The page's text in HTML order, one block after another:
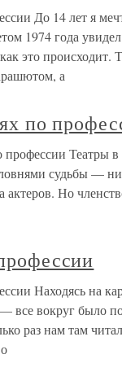
До 14 лет я
1974 года
это
а
по
профессии Театры
судьбы —
актеров. Но
Находясь на
все вокруг было
раз нам там